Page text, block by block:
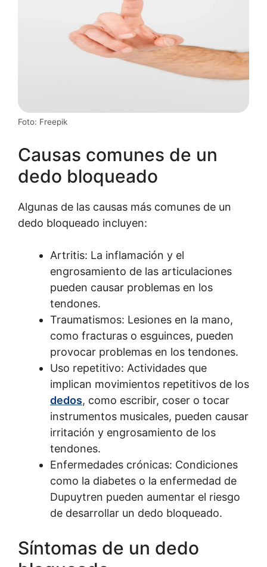
Foto: Freepik
Causas comunes de un
dedo bloqueado
Algunas de las causas más comunes de un
dedo bloqueado incluyen:
Artritis: La inflamación y el
engrosamiento de las articulaciones
pueden causar problemas en los
tendones.
Traumatismos: Lesiones en la mano,
como fracturas o esguinces, pueden
provocar problemas en los tendones.
Uso repetitivo: Actividades que
implican movimientos repetitivos de los
dedos, como escribir, coser o tocar
instrumentos musicales, pueden causar
irritación y engrosamiento de los
tendones.
Enfermedades crónicas: Condiciones
como la diabetes o la enfermedad de
Dupuytren pueden aumentar el riesgo
de desarrollar un dedo bloqueado.
Síntomas de un dedo